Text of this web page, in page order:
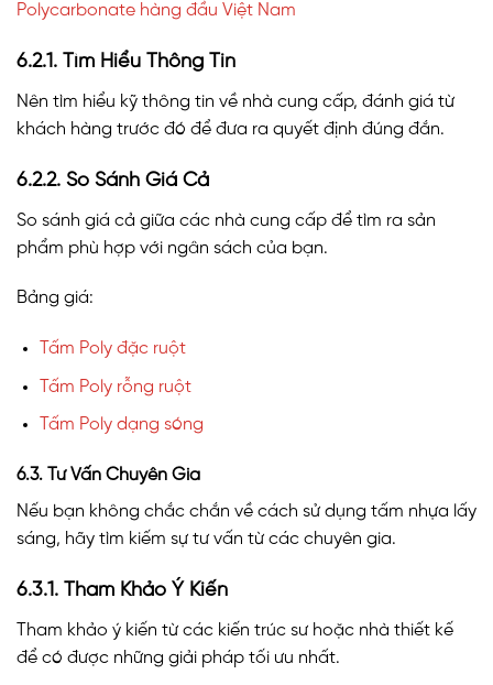
Polycarbonate hàng đầu Việt Nam
6.2.1. Tìm Hiểu Thông Tin
Nên tìm hiểu kỹ thông tin về nhà cung cấp, đánh giá từ
khách hàng trước đó để đưa ra quyết định đúng đắn.
6.2.2. So Sánh Giá Cả
So sánh giá cả giữa các nhà cung cấp để tìm ra sản
phẩm phù hợp với ngân sách của bạn.
Bảng giá:
Tấm Poly đặc ruột
Tấm Poly rỗng ruột
Tấm Poly dạng sóng
6.3. Tư Vấn Chuyên Gia
Nếu bạn không chắc chắn về cách sử dụng tấm nhựa lấy
sáng, hãy tìm kiếm sự tư vấn từ các chuyên gia.
6.3.1. Tham Khảo Ý Kiến
Tham khảo ý kiến từ các kiến trúc sư hoặc nhà thiết kế
để có được những giải pháp tối ưu nhất.